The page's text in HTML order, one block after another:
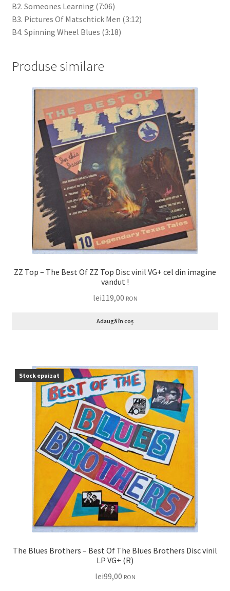
B2. Someones Learning (7:06)
B3. Pictures Of Matschtick Men (3:12)
B4. Spinning Wheel Blues (3:18)
Produse similare
ZZ Top – The Best Of ZZ Top Disc vinil VG+ cel din imagine
vandut !
lei119,00 RON
Adaugă în coș
Stock epuizat
The Blues Brothers – Best Of The Blues Brothers Disc vinil
LP VG+ (R)
lei99,00 RON